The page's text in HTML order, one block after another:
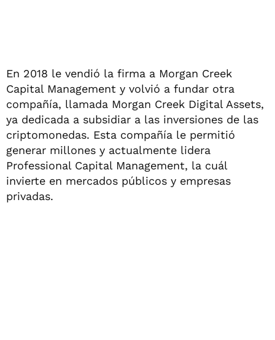
En 2018 le vendió la firma a Morgan Creek
Capital Management y volvió a fundar otra
compañía, llamada Morgan Creek Digital Assets,
ya dedicada a subsidiar a las inversiones de las
criptomonedas. Esta compañía le permitió
generar millones y actualmente lidera
Professional Capital Management, la cuál
invierte en mercados públicos y empresas
privadas.